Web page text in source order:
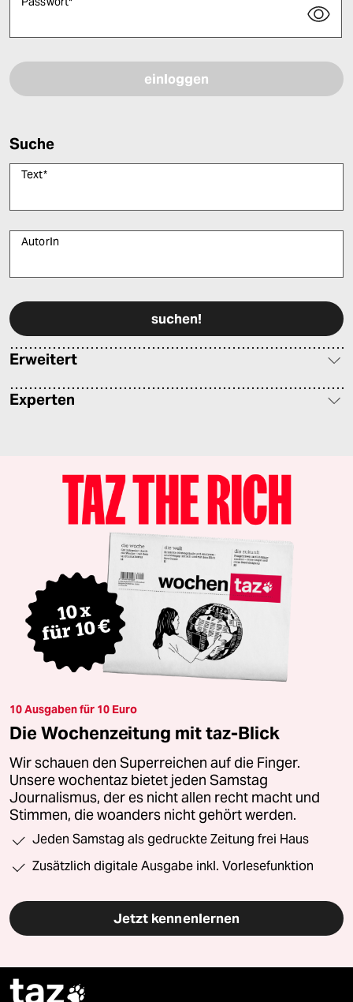
Suche
Text*
AutorIn
Erweitert
Experten
10 Ausgaben für 10 Euro
Die Wochenzeitung mit taz-Blick
Wir schauen den Superreichen auf die Finger.
Unsere wochentaz bietet jeden Samstag
Journalismus, der es nicht allen recht macht und
Stimmen, die woanders nicht gehört werden.
Jeden Samstag als gedruckte Zeitung frei Haus
Zusätzlich digitale Ausgabe inkl. Vorlesefunktion
Jetzt kennenlernen
taz